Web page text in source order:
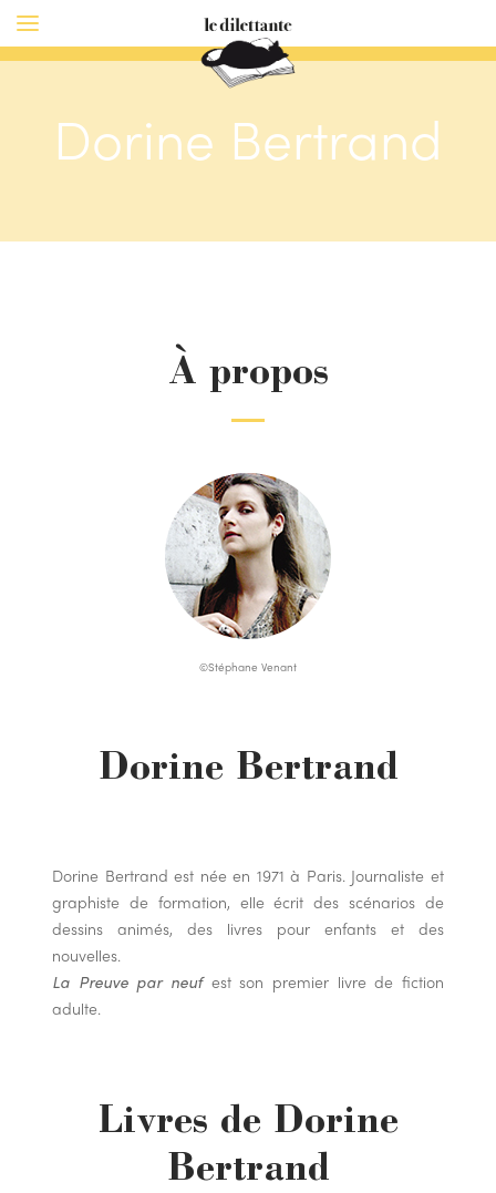
Dorine Bertrand
À propos
©Stéphane Venant
Dorine Bertrand
Dorine Bertrand est née en 1971 à Paris. Journaliste et
graphiste de formation, elle écrit des scénarios de
dessins animés, des livres pour enfants et des
nouvelles.
La Preuve par neuf est son premier livre de fiction
adulte.
Livres de Dorine
Bertrand